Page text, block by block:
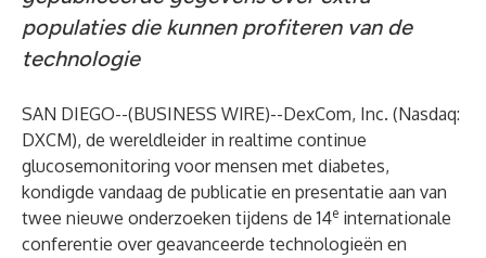
populaties die kunnen profiteren van de
technologie
SAN DIEGO--(BUSINESS WIRE)--DexCom, Inc. (Nasdaq:
DXCM), de wereldleider in realtime continue
glucosemonitoring voor mensen met diabetes,
kondigde vandaag de publicatie en presentatie aan van
twee nieuwe onderzoeken tijdens de 14e internationale
conferentie over geavanceerde technologieën en